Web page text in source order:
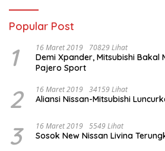
Popular Post
1 16 Maret 2019 70829 Lihat
Demi Xpander, Mitsubishi Bakal
Pajero Sport
2 16 Maret 2019 34159 Lihat
Aliansi Nissan-Mitsubishi
3 16 Maret 2019 5549 Lihat
Sosok New Nissan Livina